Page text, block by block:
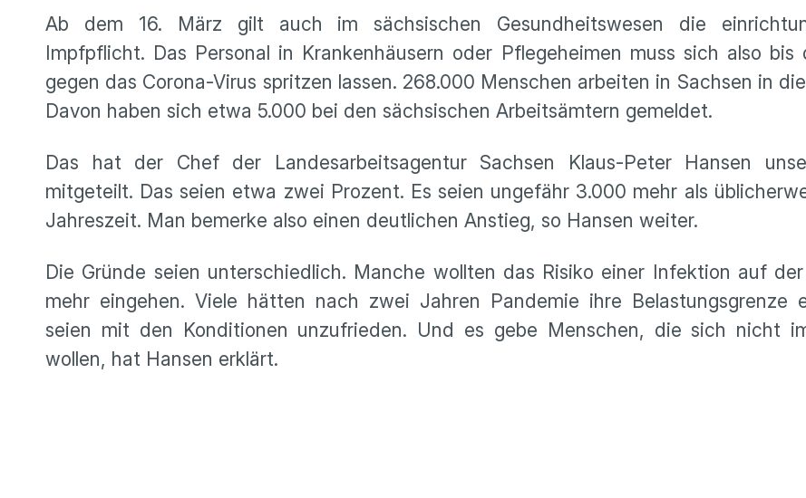
Ab dem 16. März gilt auch im sächsischen Gesundheitswesen die
Impfpflicht. Das Personal in Krankenhäusern oder Pflegeheimen muss sich also bis
gegen das Corona-Virus spritzen lassen. 268.000 Menschen arbeiten in Sachsen in
Davon haben sich etwa 5.000 bei den sächsischen Arbeitsämtern gemeldet.
Das hat der Chef der Landesarbeitsagentur Sachsen Klaus-Peter Hansen
mitgeteilt. Das seien etwa zwei Prozent. Es seien ungefähr 3.000 mehr als
Jahreszeit. Man bemerke also einen deutlichen Anstieg, so Hansen weiter.
Die Gründe seien unterschiedlich. Manche wollten das Risiko einer Infektion auf
mehr eingehen. Viele hätten nach zwei Jahren Pandemie ihre Belastungsgrenze
seien mit den Konditionen unzufrieden. Und es gebe Menschen, die sich nicht
wollen, hat Hansen erklärt.